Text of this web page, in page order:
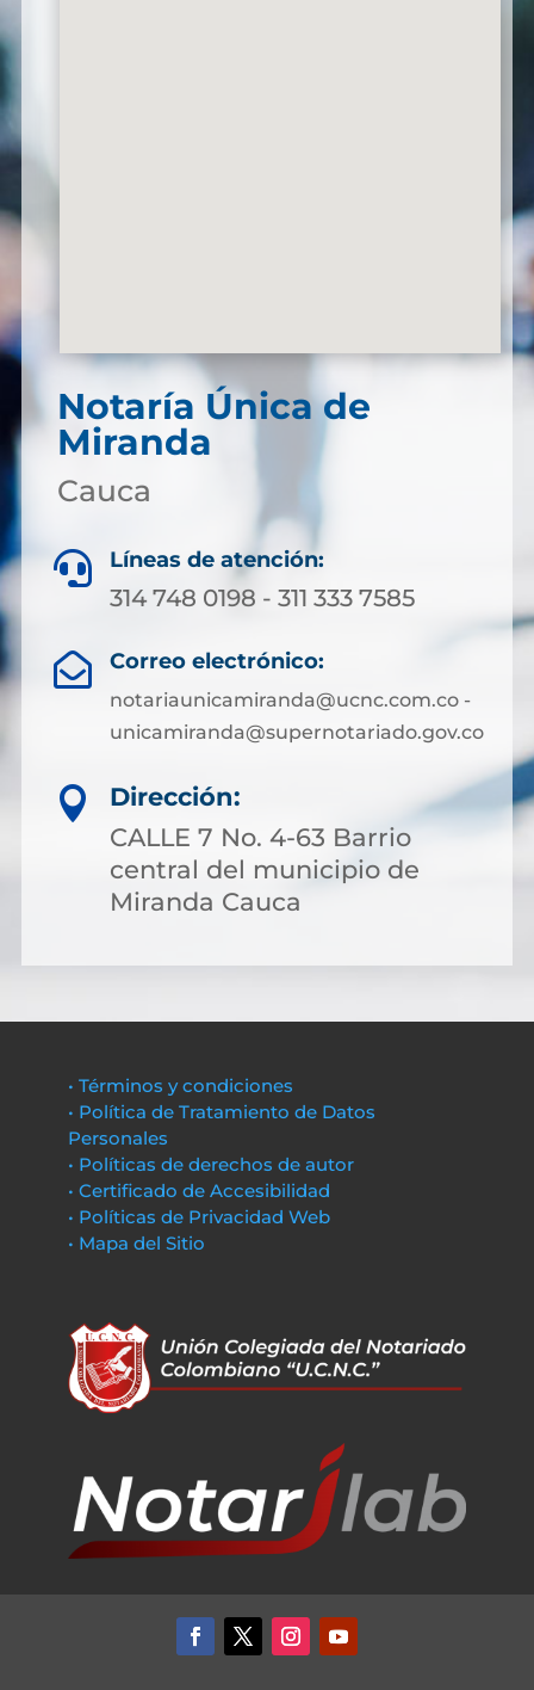
Notaría Única de
Miranda
Cauca
 Líneas de atención:
314 748 0198 - 311 333 7585
 Correo electrónico:
notariaunicamiranda@ucnc.com.co -
unicamiranda@supernotariado.gov.co

Dirección:
CALLE 7 No. 4-63 Barrio
central del municipio de
Miranda Cauca
• Términos y condiciones
• Política de Tratamiento de Datos
Personales
• Políticas de derechos de autor
• Certificado de Accesibilidad
• Políticas de Privacidad Web
• Mapa del Sitio